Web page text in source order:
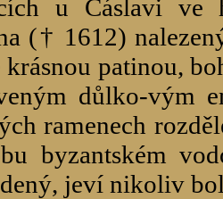
u Čáslavi ve
(† 1612)
krásnou patinou,
důlko-vým
ramenech
byzantském
jeví nikoliv